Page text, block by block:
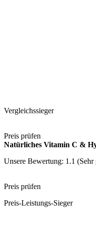
Vergleichssieger
Preis prüfen
Natürliches Vitamin C &
Unsere Bewertung: 1.1 (Sehr
Preis prüfen
Preis-Leistungs-Sieger